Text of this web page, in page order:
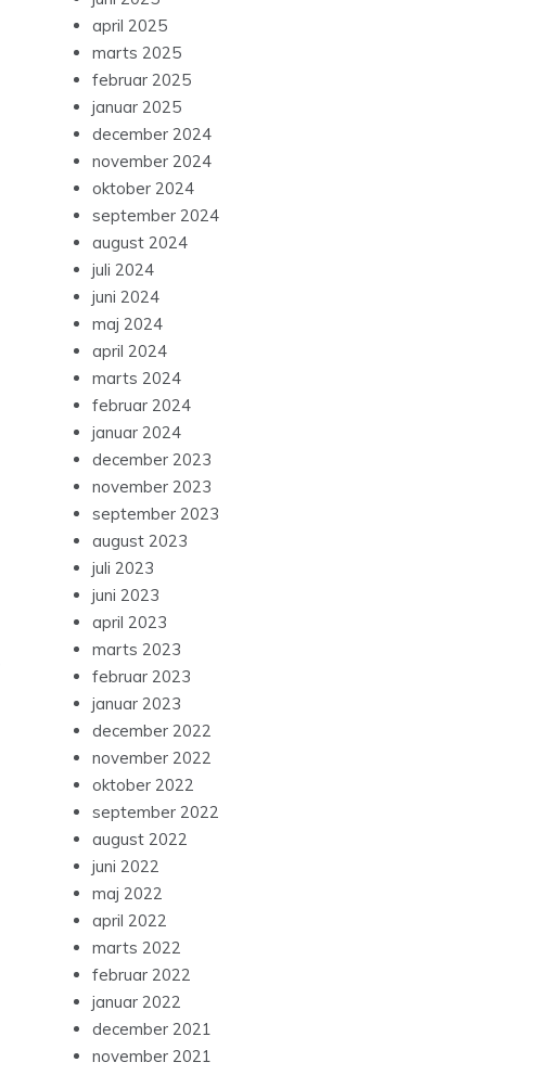
april 2025
marts 2025
februar 2025
januar 2025
december 2024
november 2024
oktober 2024
september 2024
august 2024
juli 2024
juni 2024
maj 2024
april 2024
marts 2024
februar 2024
januar 2024
december 2023
november 2023
september 2023
august 2023
juli 2023
juni 2023
april 2023
marts 2023
februar 2023
januar 2023
december 2022
november 2022
oktober 2022
september 2022
august 2022
juni 2022
maj 2022
april 2022
marts 2022
februar 2022
januar 2022
december 2021
november 2021